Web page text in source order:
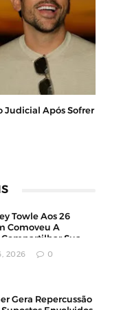
Judicial Após Sofrer
Towle Aos 26
Comoveu A
Sua
O Câncer
2026 0
Gera Repercussão